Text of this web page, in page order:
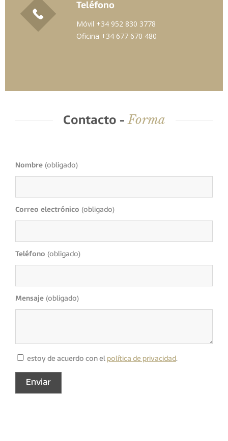
Teléfono
Móvil +34 952 830 3778
Oficina +34 677 670 480
Contacto -Forma
Nombre (obligado)
Correo electrónico (obligado)
Teléfono (obligado)
Mensaje (obligado)
estoy de acuerdo con el política de privacidad.